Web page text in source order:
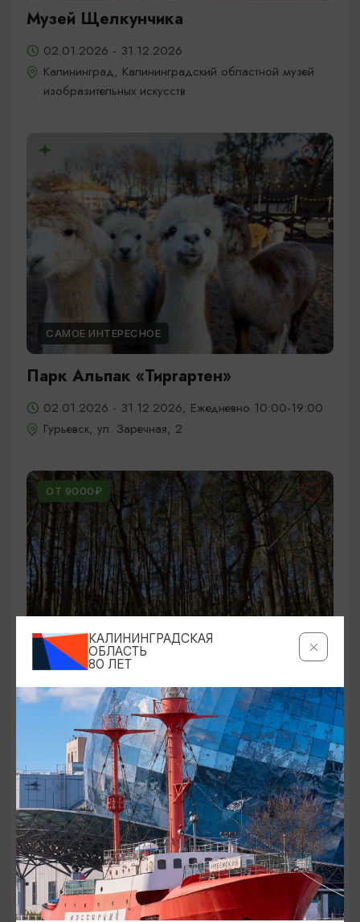
Музей Щелкунчика
02.01.2026 - 31.12.2026
Калининград, Калининградский областной музей
изобразительных искусств
САМОЕ ИНТЕРЕСНОЕ
Парк Альпак «Тиргартен»
02.01.2026 - 31.12.2026, Ежедневно 10:00-19:00
Гурьевск, ул. Заречная, 2
ОТ 9000₽
ЭКСКУРСИИ УЧРЕЖДЕНИЙ КУЛЬТУРЫ
Аудиоспектакль «Истории Куршской
косы»
01.02.2026 - 31.12.2026, 13:00
Куршская коса
ОТ 2500₽
КАЛИНИНГРАДСКАЯ
ОБЛАСТЬ
80 ЛЕТ